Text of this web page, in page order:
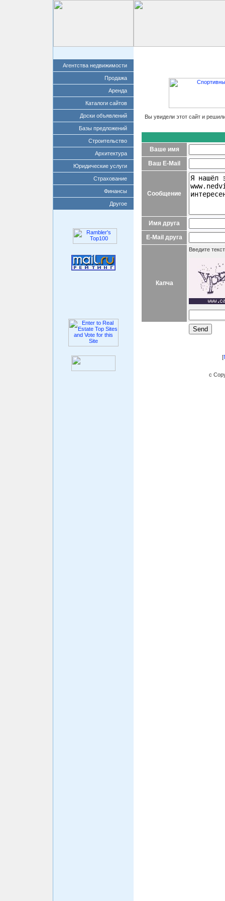
Агентства недвижимости
Продажа
Аренда
Каталоги сайтов
Доски объявлений
Базы предложений
Строительство
Архитектура
Юридические услуги
Страхование
Финансы
Другое
Вы увидели этот сайт и
Ваше имя
Ваш E-Mail
Сообщение
Имя друга
E-Mail друга
Капча
Введите
[
c